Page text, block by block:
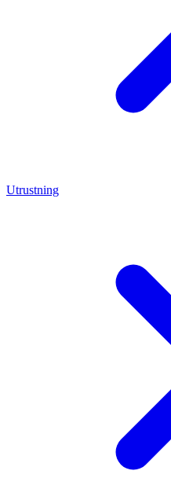
Utrustning